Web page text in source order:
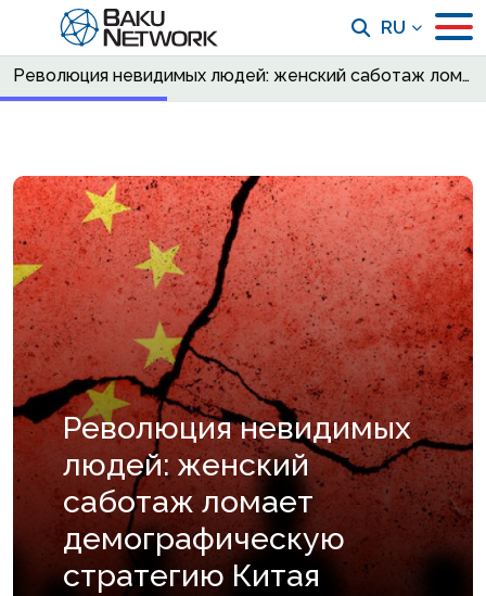
RU
Революция невидимых людей: женский саботаж ломает демографическую стратегию Китая
Революция невидимых
людей: женский
саботаж ломает
демографическую
стратегию Китая